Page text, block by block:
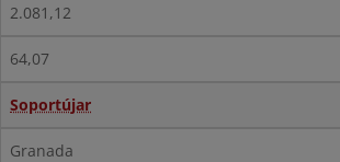
2.081,12
64,07
Soportújar
Granada